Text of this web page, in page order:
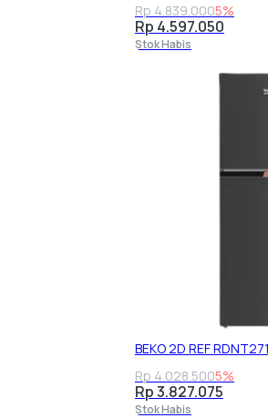
Rp 4.839.0005%
Rp 4.597.050
Stok Habis
BEKO 2D REF
Rp 4.028.5005%
Rp 3.827.075
Stok Habis